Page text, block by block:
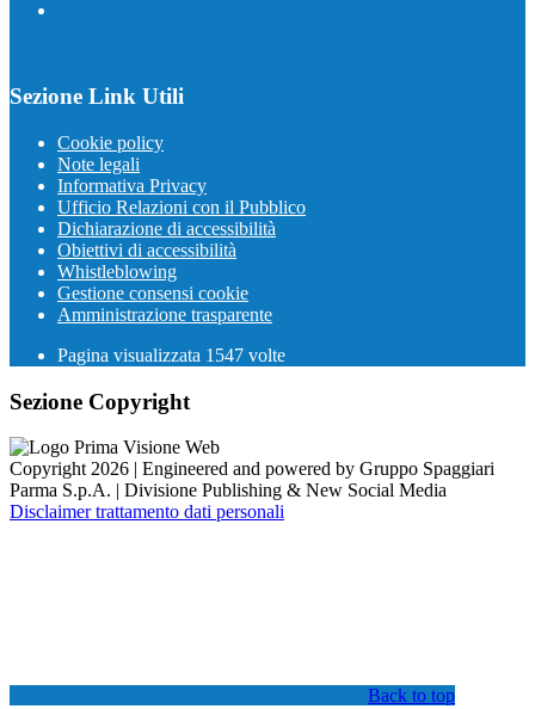
Sezione Link Utili
Cookie policy
Note legali
Informativa Privacy
Ufficio Relazioni con il Pubblico
Dichiarazione di accessibilità
Obiettivi di accessibilità
Whistleblowing
Gestione consensi cookie
Amministrazione trasparente
Pagina visualizzata 1547 volte
Sezione Copyright
Copyright 2026 | Engineered and powered by Gruppo Spaggiari
Parma S.p.A. | Divisione Publishing & New Social Media
Disclaimer trattamento dati personali
Back to top